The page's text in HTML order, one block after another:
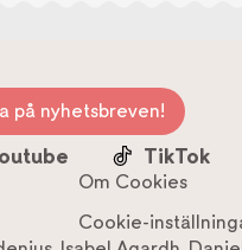
på nyhetsbreven!
TikTok
Om Cookies
Cookie-